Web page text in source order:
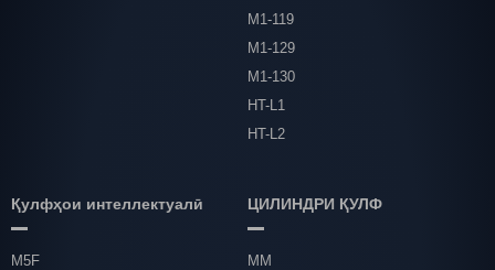
М1-119
М1-129
М1-130
HT-L1
HT-L2
Қулфҳои интеллектуалӣ
M5F
ЦИЛИНДРИ ҚУЛФ
MM